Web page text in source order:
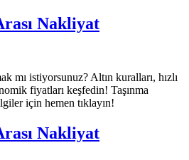
Nakliyat
mı istiyorsunuz? Altın kuralları, hızlı
fiyatları keşfedin! Taşınma
için hemen tıklayın!
Nakliyat